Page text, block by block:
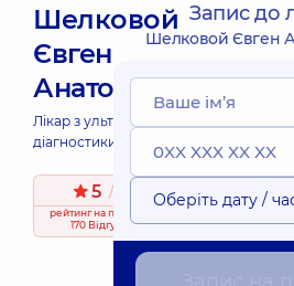
Шелковой
Євген
Анатолійович
Лікар з ультразвукової
діагностики;
5 / 5
рейтингна підставі
170 Відгуки
Запис до
Шелковой Євген
Оберіть дату /